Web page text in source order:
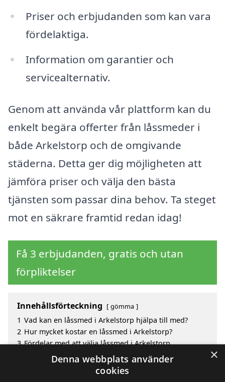
Priser och erbjudanden som kan vara
fördelaktiga.
Information om garantier och
servicealternativ.
Genom att använda vår plattform kan du
enkelt begära offerter från låssmeder i
både Arkelstorp och de omgivande
städerna. Detta ger dig möjligheten att
jämföra priser och välja den bästa
tjänsten som passar dina behov. Ta steget
mot en säkrare framtid redan idag!
Få 3 erbjudanden, gratis och utan
förpliktelser
Innehållsförteckning gömma
1 Vad kan en låssmed i Arkelstorp hjälpa till med?
2 Hur mycket kostar en låssmed i Arkelstorp?
3 Fördelar med att välja låssmed i Arkelstorp
Vad kan en låssmed hjälpa dig med?
Sök efter en skicklig låssmed i de omgivande
×
Denna webbplats använder
cookies